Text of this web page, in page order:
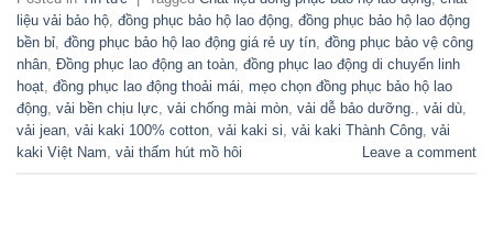
liệu vải bảo hộ đồng phục bảo hộ lao động đồng phục bảo hộ lao động
bền bỉ đồng phục bảo hộ lao động giá rẻ uy tín đồng phục bảo vệ công
nhân Đồng phục lao động an toàn đồng phục lao động di chuyển linh
hoạt đồng phục lao động thoải mái mẹo chọn đồng phục bảo hộ lao
động vải bền chịu lực vải chống mài mòn vải dễ bảo dưỡng. vải dù
vải jean vải kaki 100% cotton vải kaki si vải kaki Thành Công vải
kaki Việt Nam vải thấm hút mồ hôi Leave a comment